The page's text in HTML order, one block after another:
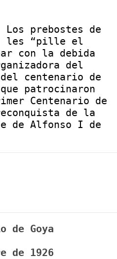
prebostes de
les “pille el
con la debida
del
del centenario de
patrocinaron
Centenario de
de la
de Alfonso I de
de Goya
de 1926